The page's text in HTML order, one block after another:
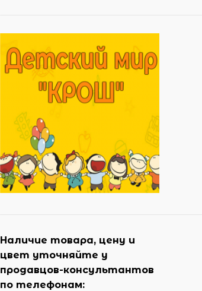
Наличие товара, цену и
цвет уточняйте у
продавцов-консультантов
по телефонам: